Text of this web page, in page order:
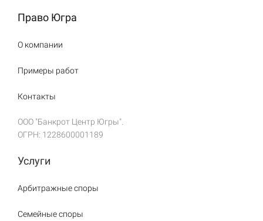
Право Югра
О компании
Примеры работ
Контакты
ООО "Банкрот Центр Югры".
ОГРН: 1228600001189
Услуги
Арбитражные споры
Семейные споры